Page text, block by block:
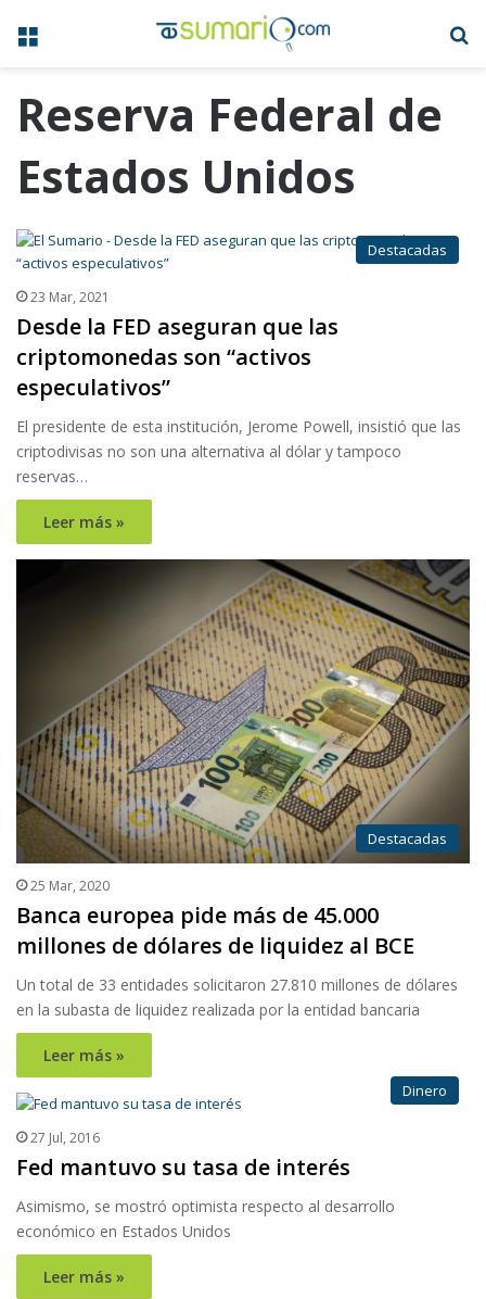
Menú
Reserva Federal de
Estados Unidos
Destacadas
23 Mar, 2021
Desde la FED aseguran que las
criptomonedas son “activos
especulativos”
El presidente de esta institución, Jerome Powell, insistió que las
criptodivisas no son una alternativa al dólar y tampoco
reservas…
Leer más »
Destacadas
25 Mar, 2020
Banca europea pide más de 45.000
millones de dólares de liquidez al BCE
Un total de 33 entidades solicitaron 27.810 millones de dólares
en la subasta de liquidez realizada por la entidad bancaria
Leer más »
Dinero
27 Jul, 2016
Fed mantuvo su tasa de interés
Asimismo, se mostró optimista respecto al desarrollo
económico en Estados Unidos
Leer más »